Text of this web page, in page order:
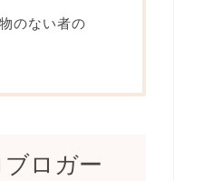
のない者の
ロガー